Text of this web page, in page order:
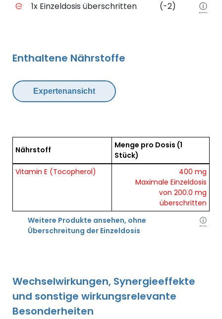
1x Einzeldosis überschritten (-2) ⓘ
Enthaltene Nährstoffe
Expertenansicht
Übersicht der enthaltenen Nährstoffe pro Dosis
Nährstoff Menge pro Dosis (1
Stück)
Vitamin E (Tocopherol)
400 mg
Maximale Einzeldosis
von 200.0 mg
überschritten
Weitere Produkte ansehen, ohne
Überschreitung der Einzeldosis
ⓘ
Wechselwirkungen, Synergieeffekte
und sonstige wirkungsrelevante
Besonderheiten